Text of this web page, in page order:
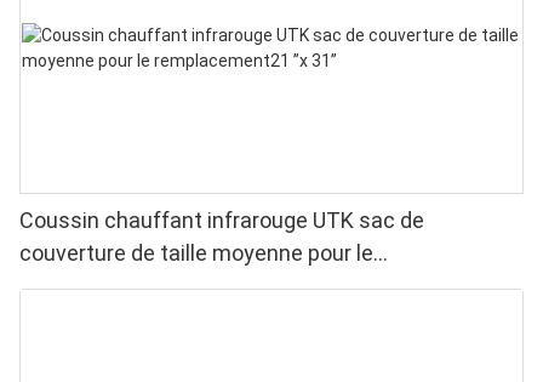
Coussin chauffant infrarouge UTK sac de
couverture de taille moyenne pour le
remplacement21 ”x 31”